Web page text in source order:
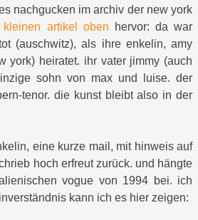
nachgucken im archiv der new york
kleinen artikel oben hervor: da war
(auschwitz), als ihre enkelin, amy
york) heiratet. ihr vater jimmy (auch
sohn von max und luise. der
tenor. die kunst bleibt also in der
eine kurze mail, mit hinweis auf
hoch erfreut zurück. und hängte
vogue von 1994 bei. ich
kann ich es hier zeigen: